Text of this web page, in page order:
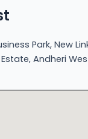
Park, New
Andheri